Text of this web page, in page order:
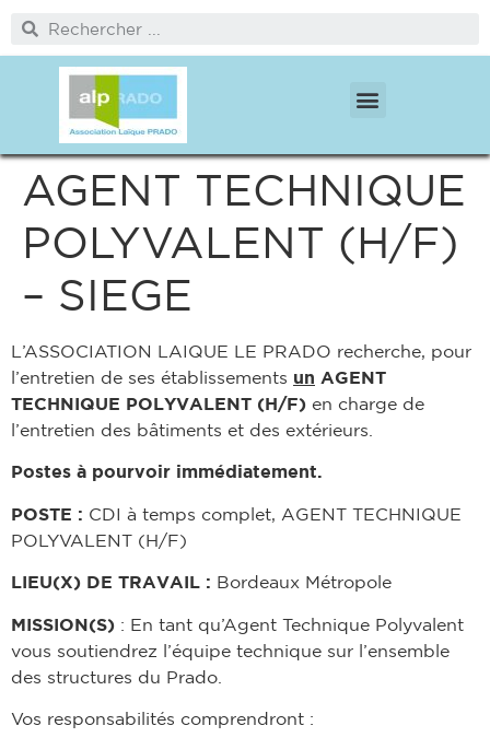
AGENT TECHNIQUE
POLYVALENT (H/F)
– SIEGE
L’ASSOCIATION LAIQUE LE PRADO recherche, pour
l’entretien de ses établissements un AGENT
TECHNIQUE POLYVALENT (H/F) en charge de
l’entretien des bâtiments et des extérieurs.
Postes à pourvoir immédiatement.
POSTE : CDI à temps complet, AGENT TECHNIQUE
POLYVALENT (H/F)
LIEU(X) DE TRAVAIL : Bordeaux Métropole
MISSION(S) : En tant qu’Agent Technique Polyvalent
vous soutiendrez l’équipe technique sur l’ensemble
des structures du Prado.
Vos responsabilités comprendront :